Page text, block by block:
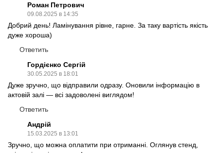
Роман Петрович
09.08.2025 в 14:35
Добрий день! Ламінування рівне, гарне. За таку вартість якість
дуже хороша)
Ответить
Гордієнко Сергій
30.05.2025 в 18:01
Дуже зручно, що відправили одразу. Оновили інформацію в
актовій залі — всі задоволені виглядом!
Ответить
Андрій
15.03.2025 в 13:01
Зручно, що можна оплатити при отриманні. Оглянув стенд,